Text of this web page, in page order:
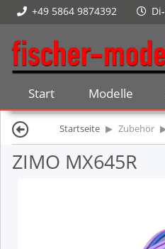
+49 5864 9874392 Di-
Start Modelle
Startseite Zubehör
ZIMO MX645R